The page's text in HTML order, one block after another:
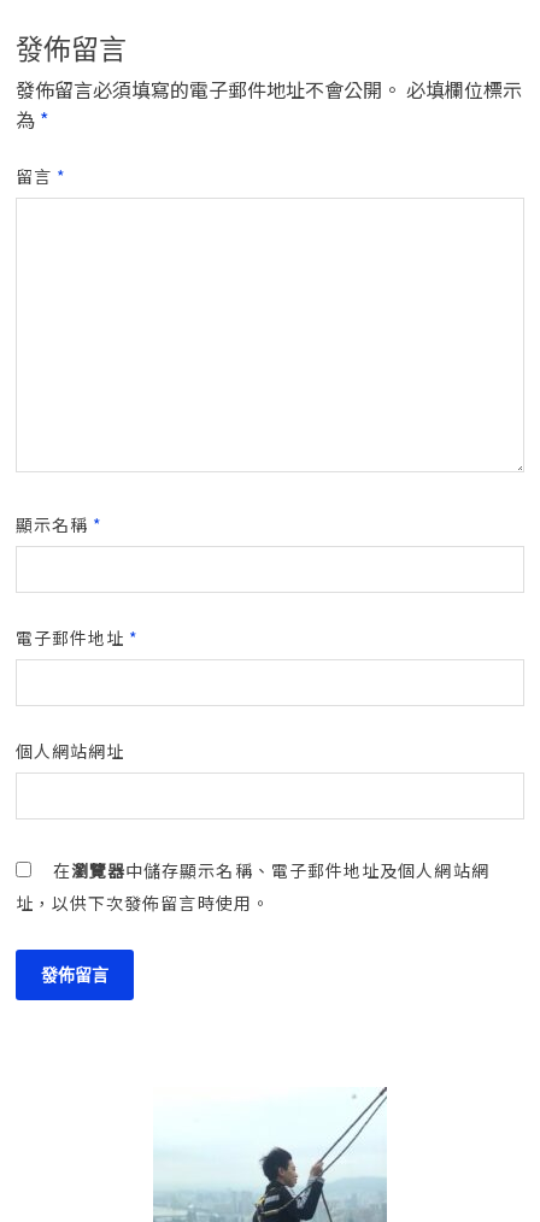
發佈留言
發佈留言必須填寫的電子郵件地址不會公開。 必填欄位標示
為 *
留言 *
顯示名稱 *
電子郵件地址 *
個人網站網址
在瀏覽器中儲存顯示名稱、電子郵件地址及個人網站網
址，以供下次發佈留言時使用。